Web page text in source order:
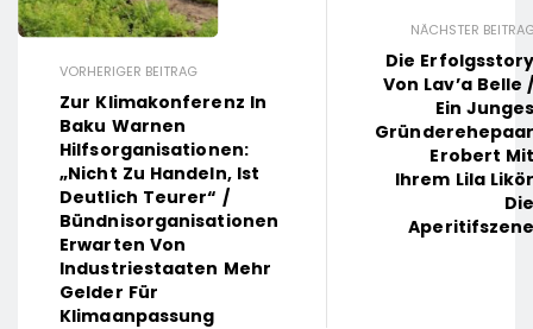
VORHERIGER BEITRAG
Zur Klimakonferenz In
Baku Warnen
Hilfsorganisationen:
„Nicht Zu Handeln, Ist
Deutlich Teurer“ /
Bündnisorganisationen
Erwarten Von
Industriestaaten Mehr
Gelder Für
Klimaanpassung
NÄCHSTER
Die
Von Lav’a Belle
Ein
Erobert
Ihrem Lila